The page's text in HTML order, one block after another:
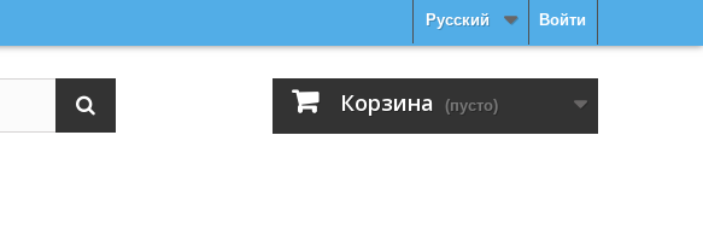
Войти
Русский
Корзина (пусто)